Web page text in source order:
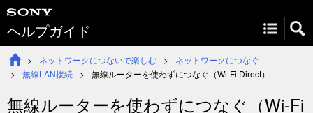
ヘルプガイド
ネットワークにつないで楽しむ
ネットワークにつなぐ
無線LAN接続
無線ルーターを使わずにつなぐ（Wi-Fi Direct）
無線ルーターを使わずにつなぐ（Wi-Fi